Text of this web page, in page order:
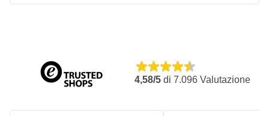
4,58/5 di 7.096 Valutazione